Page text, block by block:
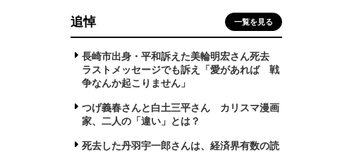
追悼 一覧を見る
長崎市出身・平和訴えた美輪明宏さん死去
ラストメッセージでも訴え「愛があれば 戦
争なんか起こりません」
つげ義春さんと白土三平さん カリスマ漫画
家、二人の「違い」とは？
死去した丹羽宇一郎さんは、経済界有数の読